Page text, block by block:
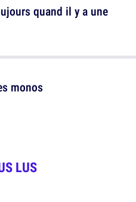
quand il y a une
monos
LUS